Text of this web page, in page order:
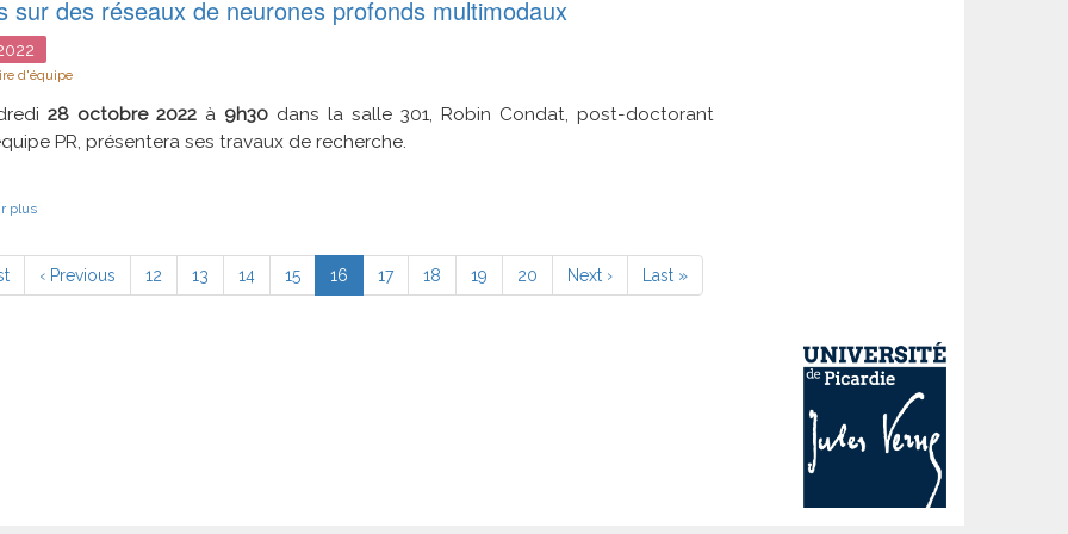
et
applications
sur des réseaux de neurones profonds multimodaux
d'équipe
28 octobre 2022 à 9h30 dans la salle 301, Robin Condat, post-doctorant
PR, présentera ses travaux de recherche.
plussur
de
la
Page
précédente
‹ Previous Page
12 Page
13 Page
14 Page
15
Page
courante
16 Page
17 Page
18 Page
19 Page
20
Page
suivante
Next ›
Dernière
page
Last »